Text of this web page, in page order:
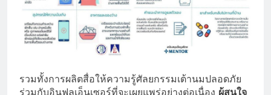
รวมทั้งการผลิตสื่อให้ความรู้ศัลยกรรมเต้านมปลอดภัย
ร่วมกับอินฟลูเอ็นเซอร์ที่จะเผยแพร่อย่างต่อเนื่อง ผู้สนใจ